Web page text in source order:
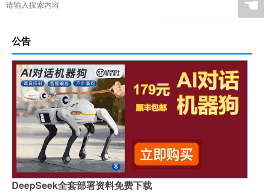
☚
公告
DeepSeek全套部署资料免费下载